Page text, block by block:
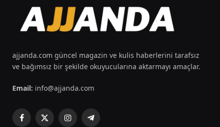
ajjanda.com güncel magazin ve kulis haberlerini tarafsız
ve bağımsız bir şekilde okuyucularına aktarmayı amaçlar.
Email: info@ajjanda.com
Facebook
X
InstagramTelegram